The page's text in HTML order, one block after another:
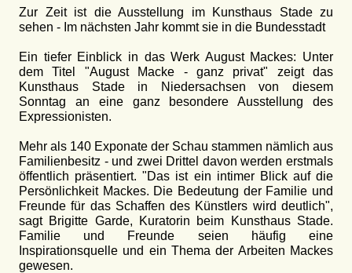
Zur Zeit ist die Ausstellung im Kunsthaus Stade zu
sehen - Im nächsten Jahr kommt sie in die Bundesstadt
Ein tiefer Einblick in das Werk August Mackes: Unter
dem Titel "August Macke - ganz privat" zeigt das
Kunsthaus Stade in Niedersachsen von diesem
Sonntag an eine ganz besondere Ausstellung des
Expressionisten.
Mehr als 140 Exponate der Schau stammen nämlich aus
Familienbesitz - und zwei Drittel davon werden erstmals
öffentlich präsentiert. "Das ist ein intimer Blick auf die
Persönlichkeit Mackes. Die Bedeutung der Familie und
Freunde für das Schaffen des Künstlers wird deutlich",
sagt Brigitte Garde, Kuratorin beim Kunsthaus Stade.
Familie und Freunde seien häufig eine
Inspirationsquelle und ein Thema der Arbeiten Mackes
gewesen.